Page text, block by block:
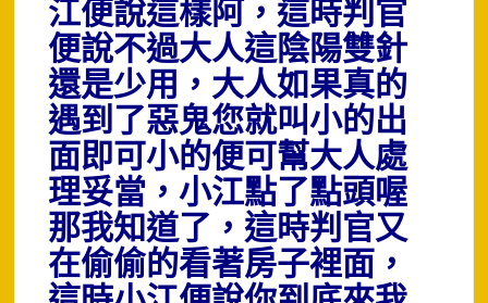
江便說這樣阿，這時判官
便說不過大人這陰陽雙針
還是少用，大人如果真的
遇到了惡鬼您就叫小的出
面即可小的便可幫大人處
理妥當，小江點了點頭喔
那我知道了，這時判官又
在偷偷的看著房子裡面，